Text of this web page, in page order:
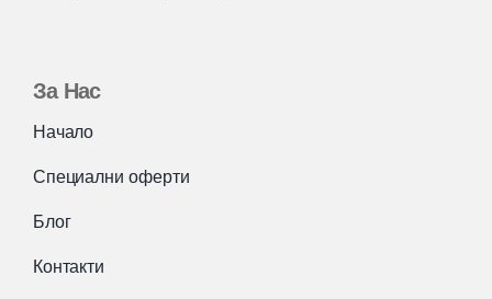
За Нас
Начало
Специални оферти
Блог
Контакти